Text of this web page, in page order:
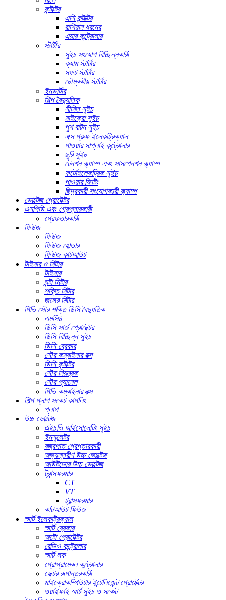
কন্টাক্টর
এসি কন্টাক্টর
রাশিয়ান ধরনের
এয়ার কন্ট্রোলার
স্টার্টার
সুইচ সংযোগ বিচ্ছিন্নকারী
ক্যাম স্টার্টার
সফট স্টার্টার
চৌম্বকীয় স্টার্টার
ইনভার্টার
শিল্প বৈদ্যুতিক
সীমিত সুইচ
মাইক্রো সুইচ
পুশ বাটন সুইচ
এক্স প্রুফ ইলেকট্রিক্যাল
পাওয়ার সাপ্লাই কন্ট্রোলার
ছুরি সুইচ
টেনশন ক্ল্যাম্প এবং সাসপেনশন ক্ল্যাম্প
ফটোইলেকট্রিক সুইচ
পাওয়ার ফিটিং
ছিদ্রকারী সংযোগকারী ক্ল্যাম্প
ভোল্টেজ প্রোটেক্টর
এসপিডি এবং গ্রেপ্তারকারী
গ্রেফতারকারী
ফিউজ
ফিউজ
ফিউজ হোল্ডার
ফিউজ কাটআউট
টাইমার ও মিটার
টাইমার
ঘন্টা মিটার
শক্তি মিটার
জলের মিটার
পিভি সৌর শক্তি ডিসি বৈদ্যুতিক
এমসি৪
ডিসি সার্জ প্রোটেক্টর
ডিসি বিচ্ছিন্ন সুইচ
ডিসি ব্রেকার
সৌর কম্বাইনার বক্স
ডিসি কন্টাক্টর
সৌর নিয়ন্ত্রক
সৌর প্যানেল
পিভি কম্বাইনার বক্স
শিল্প প্লাগ সকেট কাপলিং
প্লাগ
উচ্চ ভোল্টেজ
এইচভি আইসোলেটিং সুইচ
ইনসুলেটর
বজ্রপাত গ্রেপ্তারকারী
অভ্যন্তরীণ উচ্চ ভোল্টেজ
আউটডোর উচ্চ ভোল্টেজ
ট্রান্সফরমার
CT
VT
ট্রান্সফরমার
কাটআউট ফিউজ
স্মার্ট ইলেকট্রিক্যাল
স্মার্ট ব্রেকার
অটো প্রোটেক্টর
রেডিও কন্ট্রোলার
স্মার্ট লক
প্রোগ্রামেবল কন্ট্রোলার
ভেক্টর রূপান্তরকারী
মাইক্রোকম্পিউটার ইন্টেলিজেন্ট প্রোটেক্টর
ওয়াইফাই স্মার্ট সুইচ ও সকেট